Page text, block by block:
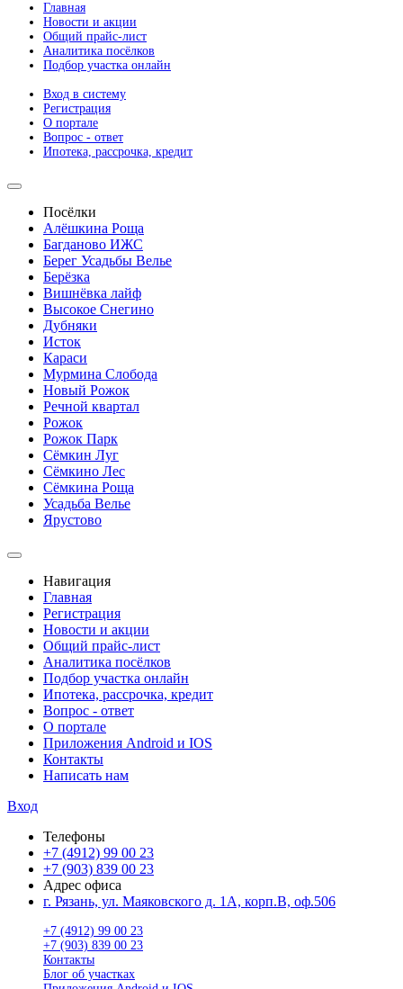
Главная
Новости и акции
Общий прайс-лист
Аналитика посёлков
Подбор участка онлайн
Вход в систему
Регистрация
О портале
Вопрос - ответ
Ипотека, рассрочка, кредит
Посёлки
Алёшкина Роща
Багданово ИЖС
Берег Усадьбы Велье
Берёзка
Вишнёвка лайф
Высокое Снегино
Дубняки
Исток
Караси
Мурмина Слобода
Новый Рожок
Речной квартал
Рожок
Рожок Парк
Сёмкин Луг
Сёмкино Лес
Сёмкина Роща
Усадьба Велье
Ярустово
Навигация
Главная
Регистрация
Новости и акции
Общий прайс-лист
Аналитика посёлков
Подбор участка онлайн
Ипотека, рассрочка, кредит
Вопрос - ответ
О портале
Приложения Android и IOS
Контакты
Написать нам
Вход
Телефоны
+7 (4912) 99 00 23
+7 (903) 839 00 23
Адрес офиса
г. Рязань, ул. Маяковского д. 1А, корп.В, оф.506
+7 (4912) 99 00 23
+7 (903) 839 00 23
Контакты
Блог об участках